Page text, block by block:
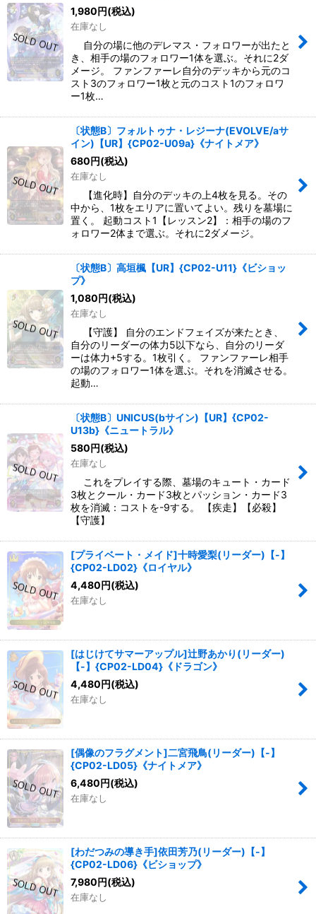
1,980円(税込)
在庫なし
自分の場に他のデレマス・フォロワーが出たと
き、相手の場のフォロワー1体を選ぶ。それに2ダ
メージ。 ファンファーレ自分のデッキから元のコ
スト3のフォロワー1枚と元のコスト1のフォロワ
ー1枚…
〔状態B〕フォルトゥナ・レジーナ(EVOLVE/aサ
イン)【UR】{CP02-U09a}《ナイトメア》
680円(税込)
在庫なし
【進化時】自分のデッキの上4枚を見る。その
中から、1枚をエリアに置いてよい。残りを墓場に
置く。 起動コスト1【レッスン2】：相手の場のフ
ォロワー2体まで選ぶ。それに2ダメージ。
〔状態B〕高垣楓【UR】{CP02-U11}《ビショッ
プ》
1,080円(税込)
在庫なし
【守護】 自分のエンドフェイズが来たとき、
自分のリーダーの体力5以下なら、自分のリーダ
ーは体力+5する。1枚引く。 ファンファーレ相手
の場のフォロワー1体を選ぶ。それを消滅させる。
起動…
〔状態B〕UNICUS(bサイン)【UR】{CP02-
U13b}《ニュートラル》
580円(税込)
在庫なし
これをプレイする際、墓場のキュート・カード
3枚とクール・カード3枚とパッション・カード3
枚を消滅：コストを-9する。 【疾走】【必殺】
【守護】
[プライベート・メイド]十時愛梨(リーダー)【-】
{CP02-LD02}《ロイヤル》
4,480円(税込)
在庫なし
[はじけてサマーアップル]辻野あかり(リーダー)
【-】{CP02-LD04}《ドラゴン》
4,480円(税込)
在庫なし
[偶像のフラグメント]二宮飛鳥(リーダー)【-】
{CP02-LD05}《ナイトメア》
6,480円(税込)
在庫なし
[わだつみの導き手]依田芳乃(リーダー)【-】
{CP02-LD06}《ビショップ》
7,980円(税込)
在庫なし